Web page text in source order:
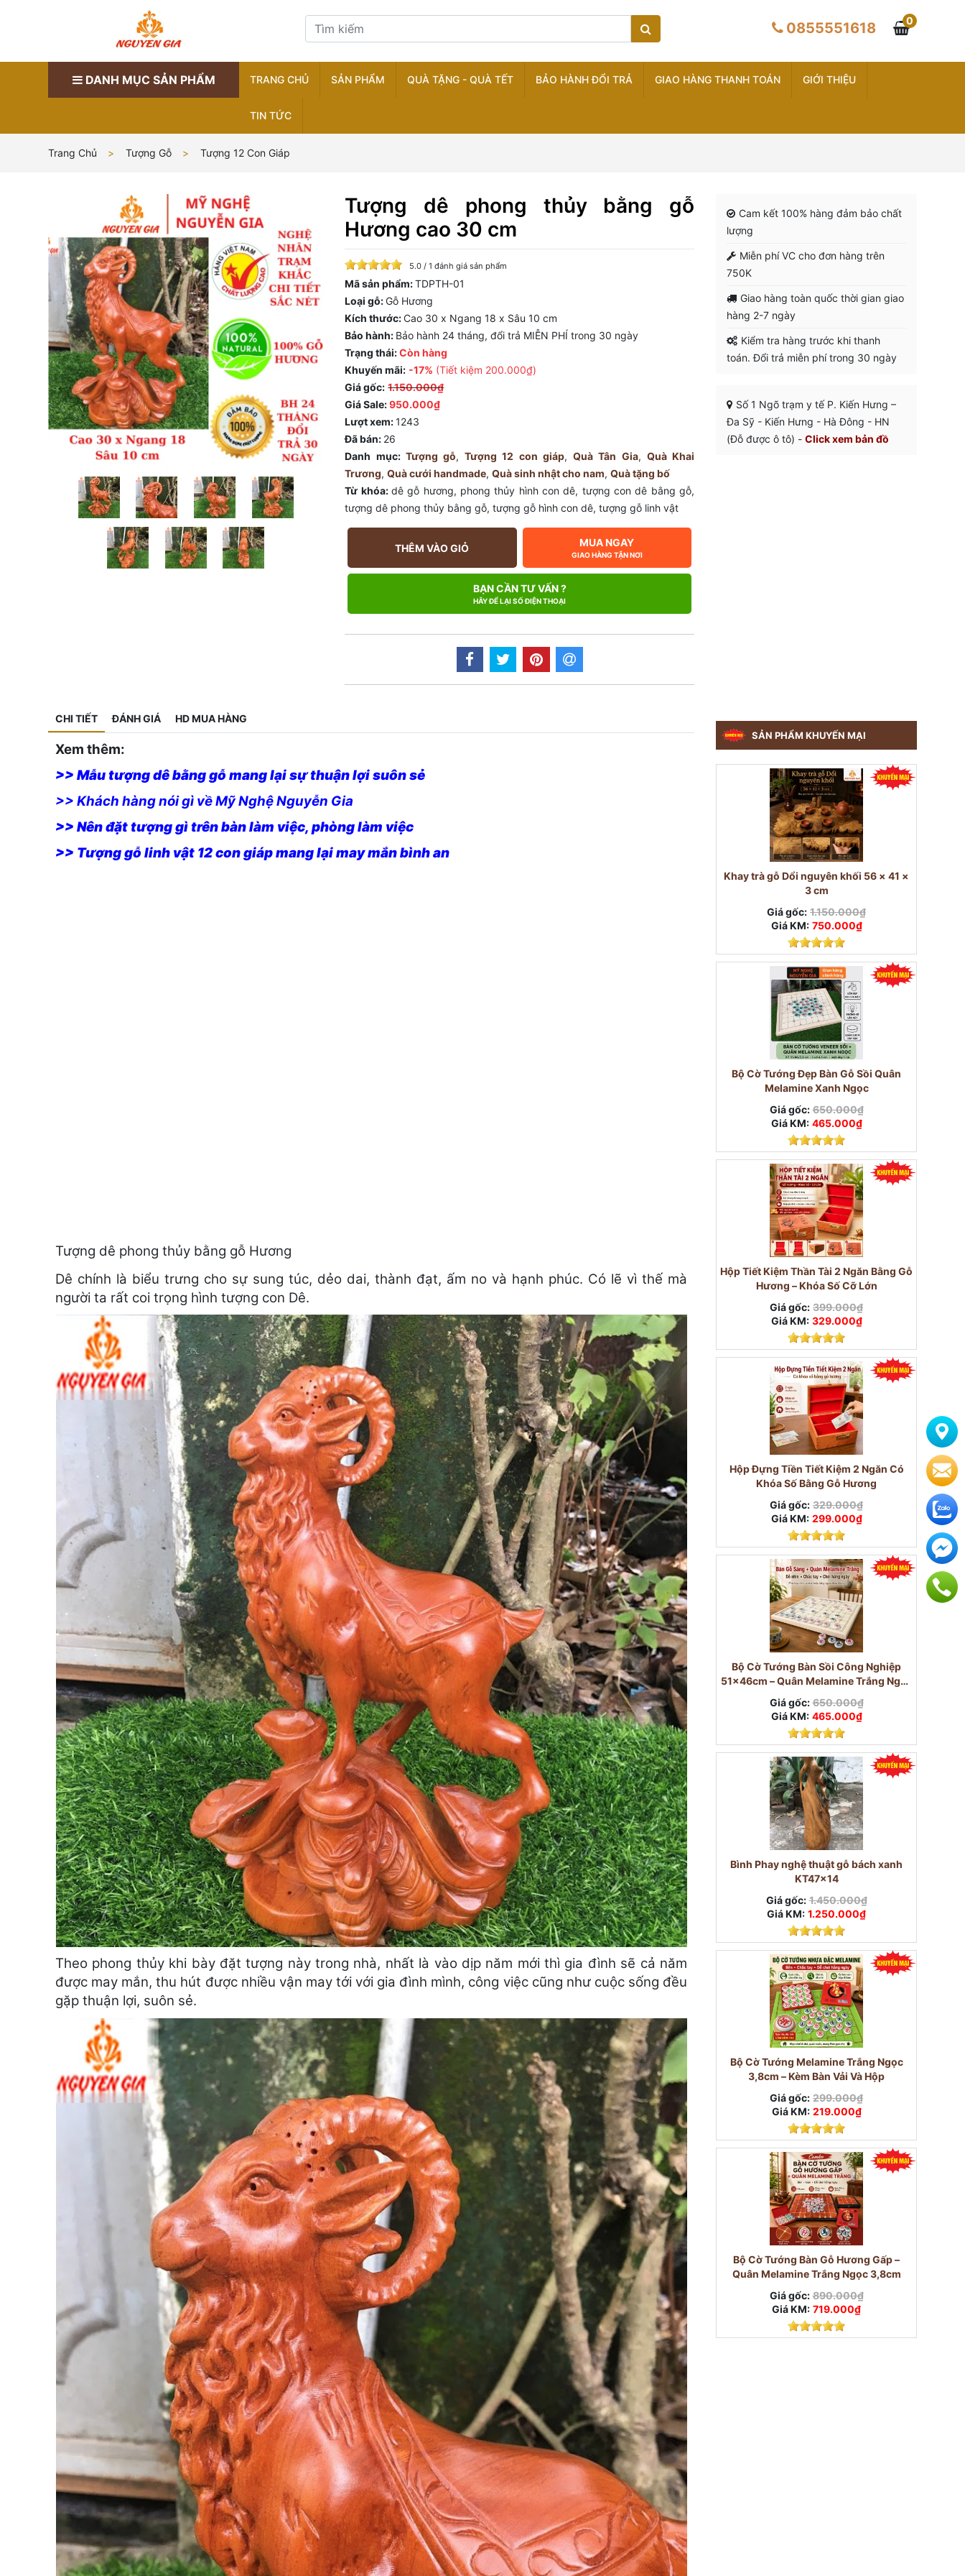
0855551618 0
DANH MỤC SẢN PHẨM TRANG CHỦ SẢN PHẨM QUÀ TẶNG - QUÀ TẾT BẢO HÀNH ĐỔI TRẢ GIAO HÀNG THANH TOÁN GIỚI THIỆU
TIN TỨC
Trang Chủ Tượng Gỗ Tượng 12 Con Giáp
Tượng dê phong thủy bằng gỗ
Hương cao 30 cm
5.0 / 1 đánh giá sản phẩm
Mã sản phẩm:TDPTH-01
Loại gỗ:Gỗ Hương
Kích thước:Cao 30 x Ngang 18 x Sâu 10 cm
Bảo hành: Bảo hành 24 tháng, đổi trả MIỄN PHÍ trong 30 ngày
Trạng thái:Còn hàng
Khuyến mãi: -17% (Tiết kiệm 200.000₫)
Giá gốc: 1.150.000₫
Giá Sale:950.000₫
Lượt xem:1243
Đã bán: 26
Danh mục: Tượng gỗ,Tượng 12 con giáp,Quà Tân Gia, Quà Khai
Trương,Quà cưới handmade,Quà sinh nhật cho nam,Quà tặng bố
Từ khóa: dê gỗ hương, phong thủy hình con dê, tượng con dê bằng gỗ,
tượng dê phong thủy bằng gỗ,tượng gỗ hình con dê,tượng gỗ linh vật
THÊM VÀO GIỎ MUA NGAY
GIAO HÀNG TẬN NƠI
BẠN CẦN TƯ VẤN ?
HÃY ĐỂ LẠI SỐ ĐIỆN THOẠI
Cam kết 100% hàng đảm bảo chất
lượng
Miễn phí VC cho đơn hàng trên
750K
Giao hàng toàn quốc thời gian giao
hàng 2-7 ngày
Kiểm tra hàng trước khi thanh
toán. Đổi trả miễn phí trong 30 ngày
Số 1 Ngõ trạm y tế P. Kiến Hưng –
Đa Sỹ - Kiến Hưng - Hà Đông - HN
(Đỗ được ô tô) - Click xem bản đồ
CHI TIẾT ĐÁNH GIÁ HD MUA HÀNG
Xem thêm:
>> Mẫu tượng dê bằng gỗ mang lại sự thuận lợi suôn sẻ
>> Khách hàng nói gì về Mỹ Nghệ Nguyễn Gia
>> Nên đặt tượng gì trên bàn làm việc, phòng làm việc
>> Tượng gỗ linh vật 12 con giáp mang lại may mắn bình an
Tượng dê phong thủy bằng gỗ Hương
Dê chính là biểu trưng cho sự sung túc, dẻo dai, thành đạt, ấm no và hạnh phúc. Có lẽ vì thế mà
người ta rất coi trọng hình tượng con Dê.
Theo phong thủy khi bày đặt tượng này trong nhà, nhất là vào dịp năm mới thì gia đình sẽ cả năm
được may mắn, thu hút được nhiều vận may tới với gia đình mình, công việc cũng như cuộc sống đều
gặp thuận lợi, suôn sẻ.
SẢN PHẨM KHUYẾN MẠI
Khay trà gỗ Dổi nguyên khối 56 × 41 ×
3 cm
Giá gốc: 1.150.000₫
Giá KM: 750.000₫
Bộ Cờ Tướng Đẹp Bàn Gỗ Sồi Quân
Melamine Xanh Ngọc
Giá gốc: 650.000₫
Giá KM: 465.000₫
Hộp Tiết Kiệm Thần Tài 2 Ngăn Bằng Gỗ
Hương – Khóa Số Cỡ Lớn
Giá gốc: 399.000₫
Giá KM: 329.000₫
Hộp Đựng Tiền Tiết Kiệm 2 Ngăn Có
Khóa Số Bằng Gỗ Hương
Giá gốc: 329.000₫
Giá KM: 299.000₫
Bộ Cờ Tướng Bàn Sồi Công Nghiệp
51×46cm – Quân Melamine Trắng Ngọc
3,8cm
Giá gốc: 650.000₫
Giá KM: 465.000₫
Bình Phay nghệ thuật gỗ bách xanh
KT47x14
Giá gốc: 1.450.000₫
Giá KM: 1.250.000₫
Bộ Cờ Tướng Melamine Trắng Ngọc
3,8cm – Kèm Bàn Vải Và Hộp
Giá gốc: 299.000₫
Giá KM: 219.000₫
Bộ Cờ Tướng Bàn Gỗ Hương Gấp –
Quân Melamine Trắng Ngọc 3,8cm
Giá gốc: 890.000₫
Giá KM: 719.000₫